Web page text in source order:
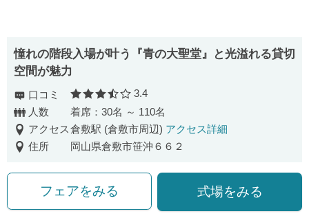
憧れの階段入場が叶う『青の大聖堂』と光溢れる貸切
空間が魅力
口コミ 口コミ評価
3.4
人数
着席：30名 ～ 110名
アクセス倉敷駅 (倉敷市周辺) アクセス詳細
住所
岡山県倉敷市笹沖６６２
フェアをみる 式場をみる